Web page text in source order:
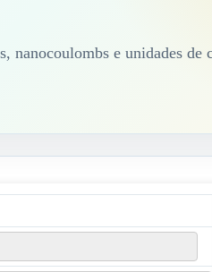
nanocoulombs e unidades de